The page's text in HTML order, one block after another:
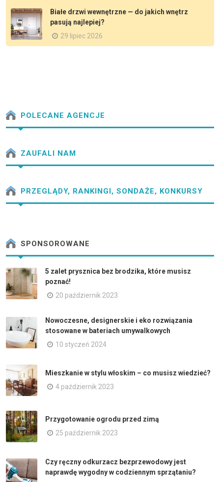
Białe drzwi wewnętrzne — do jakich wnętrz
pasują najlepiej?
29 lipiec 2026
POLECANE AGENCJE
ZAUFALI NAM
PRZEGLĄDY, RANKINGI, SONDAŻE, KONKURSY
SPONSOROWANE
5 zalet prysznica bez brodzika, które musisz
poznać!
20 październik 2023
Nowoczesne, designerskie i eko rozwiązania
stosowane w bateriach umywalkowych
10 styczeń 2024
Mieszkanie w stylu włoskim – co musisz wiedzieć?
4 październik 2023
Przygotowanie ogrodu przed zimą
25 październik 2023
Czy ręczny odkurzacz bezprzewodowy jest
naprawdę wygodny w codziennym sprzątaniu?